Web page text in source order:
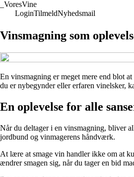
VoresVine
LoginTilmeldNyhedsmail
Vinsmagning som
En vinsmagning er meget mere end blot
du er nybegynder eller erfaren vinelsker,
En oplevelse for alle
Når du deltager i en vinsmagning, bliver
jordbund og vinmagerens håndværk.
At lære at smage vin handler ikke om at
ændrer smagen sig, når du tager en bid